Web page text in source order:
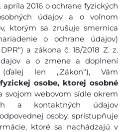
apríla 2016 o ochrane fyzických
údajov a o voľnom
ktorým sa zrušuje smernica
o ochrane údajov)
a zákona č. 18/2018 Z. z.
a o zmene a doplnení
len ,,Zákon“), Vám
osobe, ktorej osobné
svojom webovom sídle okrem
a kontaktných údajov
osoby, sprístupňuje
ktoré sa nachádzajú v